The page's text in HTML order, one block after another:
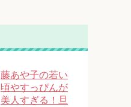
藤あや子の若い
頃やすっぴんが
美人すぎる！旦